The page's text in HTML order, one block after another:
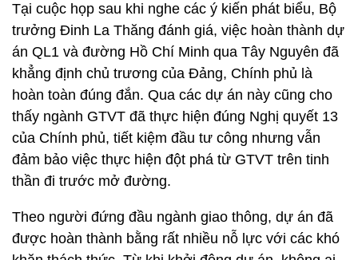
Tại cuộc họp sau khi nghe các ý kiến phát biểu, Bộ
trưởng Đinh La Thăng đánh giá, việc hoàn thành dự
án QL1 và đường Hồ Chí Minh qua Tây Nguyên đã
khẳng định chủ trương của Đảng, Chính phủ là
hoàn toàn đúng đắn. Qua các dự án này cũng cho
thấy ngành GTVT đã thực hiện đúng Nghị quyết 13
của Chính phủ, tiết kiệm đầu tư công nhưng vẫn
đảm bảo việc thực hiện đột phá từ GTVT trên tinh
thần đi trước mở đường.
Theo người đứng đầu ngành giao thông, dự án đã
được hoàn thành bằng rất nhiều nỗ lực với các khó